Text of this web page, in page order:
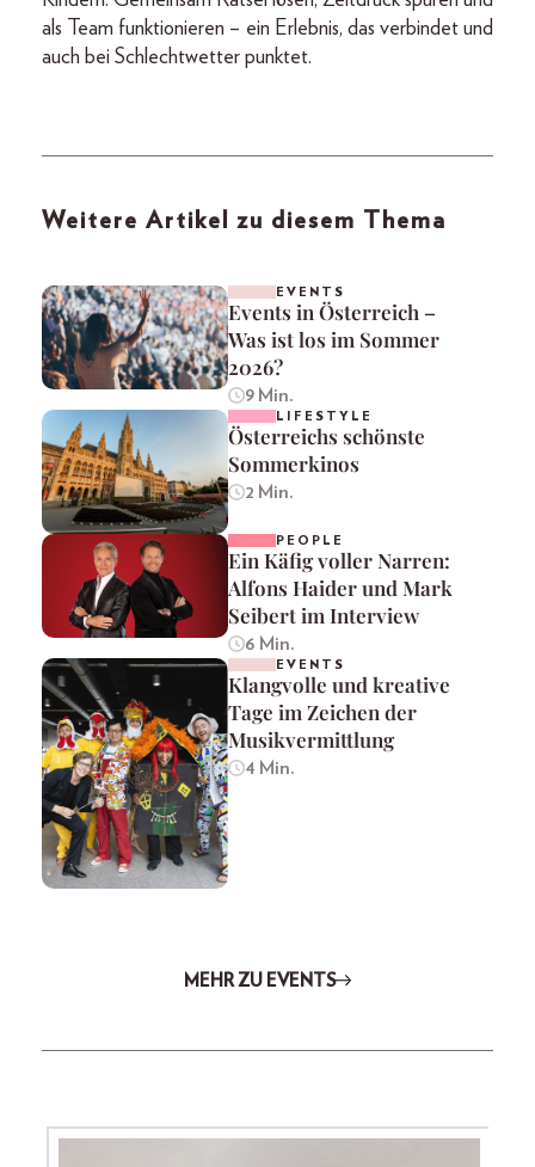
als Team funktionieren – ein Erlebnis, das verbindet und
auch bei Schlechtwetter punktet.
Weitere Artikel zu diesem Thema
EVENTS
Events in Österreich –
Was ist los im Sommer
2026?
9 Min.
LIFESTYLE
Österreichs schönste
Sommerkinos
2 Min.
PEOPLE
Ein Käfig voller Narren:
Alfons Haider und Mark
Seibert im Interview
6 Min.
EVENTS
Klangvolle und kreative
Tage im Zeichen der
Musikvermittlung
4 Min.
MEHR ZU EVENTS